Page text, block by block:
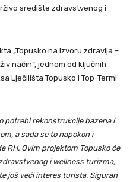
središte zdravstvenog i
„Topusko na izvoru zdravlja –
način“, jednom od ključnih
Lječilišta Topusko i Top-Termi
potrebi rekonstrukcije bazena i
a sada se to napokon i
RH. Ovim projektom Topusko će
i wellness turizma,
još veći interes turista. Siguran